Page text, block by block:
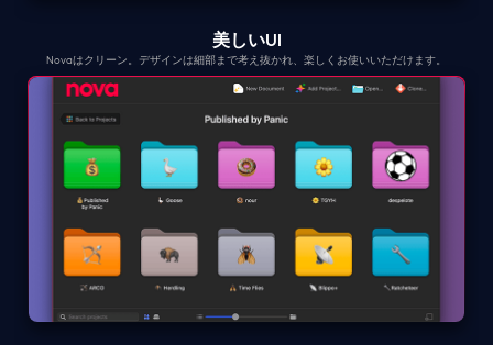
美しいUI
Novaはクリーン。デザインは細部まで考え抜かれ、楽しくお使いいただけます。